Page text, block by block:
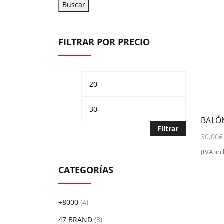
30,00€
(IVA
Buscar
FILTRAR POR PRECIO
Precio
Filtrar
CATEGORÍAS
+8000 (4)
47 BRAND (3)